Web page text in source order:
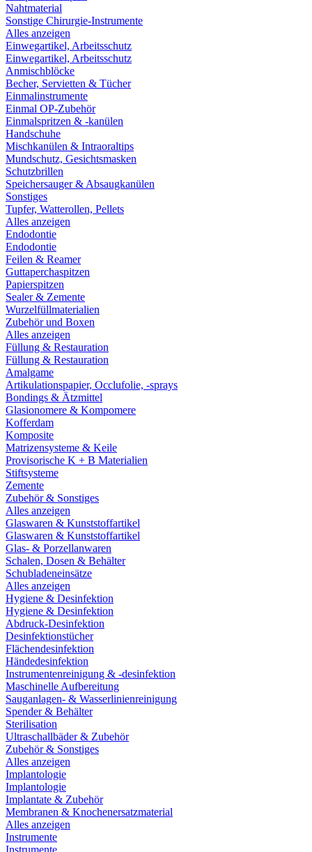
Nahtmaterial
Sonstige Chirurgie-Instrumente
Alles anzeigen
Einwegartikel, Arbeitsschutz
Einwegartikel, Arbeitsschutz
Anmischblöcke
Becher, Servietten & Tücher
Einmalinstrumente
Einmal OP-Zubehör
Einmalspritzen & -kanülen
Handschuhe
Mischkanülen & Intraoraltips
Mundschutz, Gesichtsmasken
Schutzbrillen
Speichersauger & Absaugkanülen
Sonstiges
Tupfer, Watterollen, Pellets
Alles anzeigen
Endodontie
Endodontie
Feilen & Reamer
Guttaperchaspitzen
Papierspitzen
Sealer & Zemente
Wurzelfüllmaterialien
Zubehör und Boxen
Alles anzeigen
Füllung & Restauration
Füllung & Restauration
Amalgame
Artikulationspapier, Occlufolie, -sprays
Bondings & Ätzmittel
Glasionomere & Kompomere
Kofferdam
Komposite
Matrizensysteme & Keile
Provisorische K + B Materialien
Stiftsysteme
Zemente
Zubehör & Sonstiges
Alles anzeigen
Glaswaren & Kunststoffartikel
Glaswaren & Kunststoffartikel
Glas- & Porzellanwaren
Schalen, Dosen & Behälter
Schubladeneinsätze
Alles anzeigen
Hygiene & Desinfektion
Hygiene & Desinfektion
Abdruck-Desinfektion
Desinfektionstücher
Flächendesinfektion
Händedesinfektion
Instrumentenreinigung & -desinfektion
Maschinelle Aufbereitung
Sauganlagen- & Wasserlinienreinigung
Spender & Behälter
Sterilisation
Ultraschallbäder & Zubehör
Zubehör & Sonstiges
Alles anzeigen
Implantologie
Implantologie
Implantate & Zubehör
Membranen & Knochenersatzmaterial
Alles anzeigen
Instrumente
Instrumente